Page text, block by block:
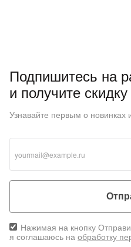
Подпишитесь на
и получите
Узнавайте первым о
Нажимая на кнопку
я соглашаюсь на обработку